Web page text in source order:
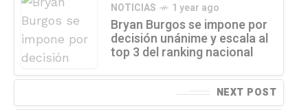
NOTICIAS 1 year ago
Bryan Burgos se impone por
decisión unánime y escala al
top 3 del ranking nacional
NEXT POST